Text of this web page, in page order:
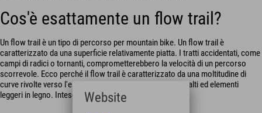
Cos'è esattamente un flow trail?
Un flow trail è un tipo di percorso per mountain bike. Un flow trail è
caratterizzato da una superficie relativamente piatta. I tratti accidentati, come
campi di radici o tornanti, comprometterebbero la velocità di un percorso
scorrevole. Ecco perché il flow trail è caratterizzato da una moltitudine di
curve rivolte verso l'esterno, arricchite da sequenze di salti ed elementi
leggeri in legno. Inteso? Allora andiamo avanti.
Website